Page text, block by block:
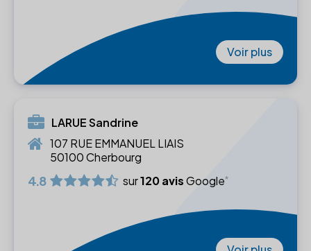
Voir plus
LARUE Sandrine
107 RUE EMMANUEL LIAIS
50100 Cherbourg
4.8 sur120 avisGoogle